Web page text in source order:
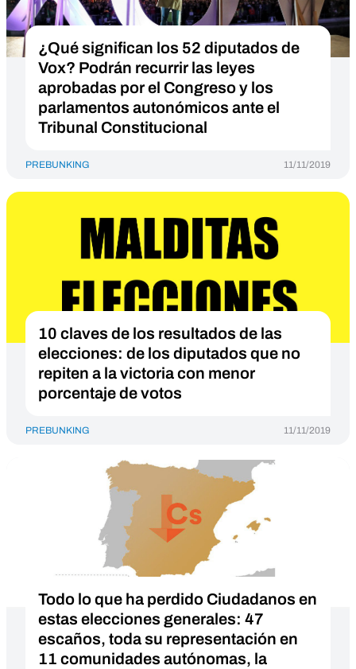
¿Qué significan los 52 diputados de
Vox? Podrán recurrir las leyes
aprobadas por el Congreso y los
parlamentos autonómicos ante el
Tribunal Constitucional
PREBUNKING 11/11/2019
10 claves de los resultados de las
elecciones: de los diputados que no
repiten a la victoria con menor
porcentaje de votos
PREBUNKING 11/11/2019
Todo lo que ha perdido Ciudadanos en
estas elecciones generales: 47
escaños, toda su representación en
11 comunidades autónomas, la